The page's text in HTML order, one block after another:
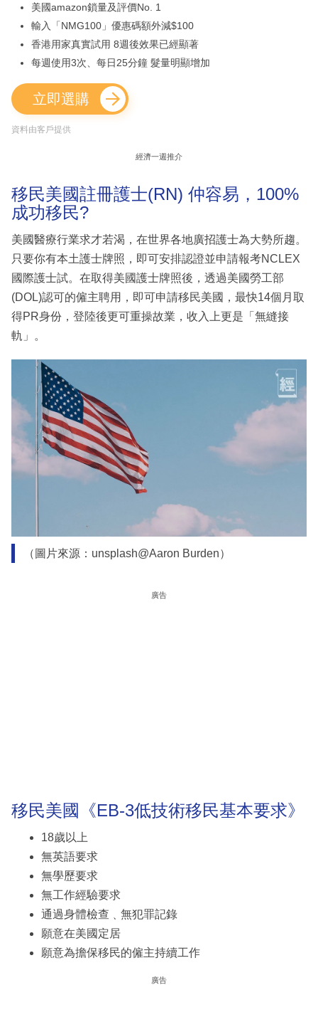
美國amazon鎖量及評價No. 1
輸入「NMG100」優惠碼額外減$100
香港用家真實試用 8週後效果已經顯著
每週使用3次、每日25分鐘 髮量明顯增加
立即選購
資料由客戶提供
經濟一週推介
移民美國註冊護士(RN) 仲容易，100%
成功移民?
美國醫療行業求才若渴，在世界各地廣招護士為大勢所趨。
只要你有本土護士牌照，即可安排認證並申請報考NCLEX
國際護士試。在取得美國護士牌照後，透過美國勞工部
(DOL)認可的僱主聘用，即可申請移民美國，最快14個月取
得PR身份，登陸後更可重操故業，收入上更是「無縫接
軌」。
（圖片來源：unsplash@Aaron Burden）
廣告
移民美國《EB-3低技術移民基本要求》
18歲以上
無英語要求
無學歷要求
無工作經驗要求
通過身體檢查﹑無犯罪記錄
願意在美國定居
願意為擔保移民的僱主持續工作
廣告